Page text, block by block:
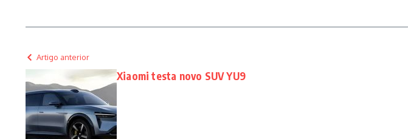
Artigo anterior
Xiaomi testa novo SUV YU9